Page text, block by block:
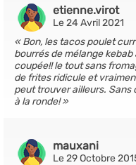
etienne.virot
Le 24 Avril 2021
Bon, les tacos poulet
bourrés de mélange
coupée!! le tout sans
de frites ridicule et
peut trouver ailleurs. Sans
à la ronde!
mauxani
Le 29 Octobre